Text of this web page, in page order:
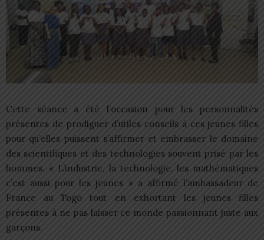
Cette séance a été l’occasion pour les personnalités
présentes de prodiguer d’utiles conseils à ces jeunes filles
pour qu’elles puissent s’affirmer et embrasser le domaine
des scientifiques et des technologies souvent prisé par les
hommes. « L’industrie, la technologie, les mathématiques
c’est aussi pour les jeunes » a affirmé l’ambassadeur de
France au Togo tout en exhortant les jeunes filles
présentes à ne pas laisser ce monde passionnant juste aux
garçons.